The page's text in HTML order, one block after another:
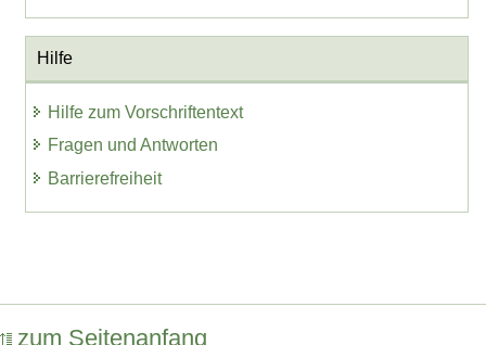
Hilfe
Hilfe zum Vorschriftentext
Fragen und Antworten
Barrierefreiheit
zum Seitenanfang